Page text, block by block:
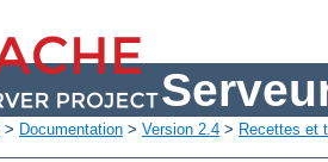
> Documentation > Version 2.4 > Recettes et